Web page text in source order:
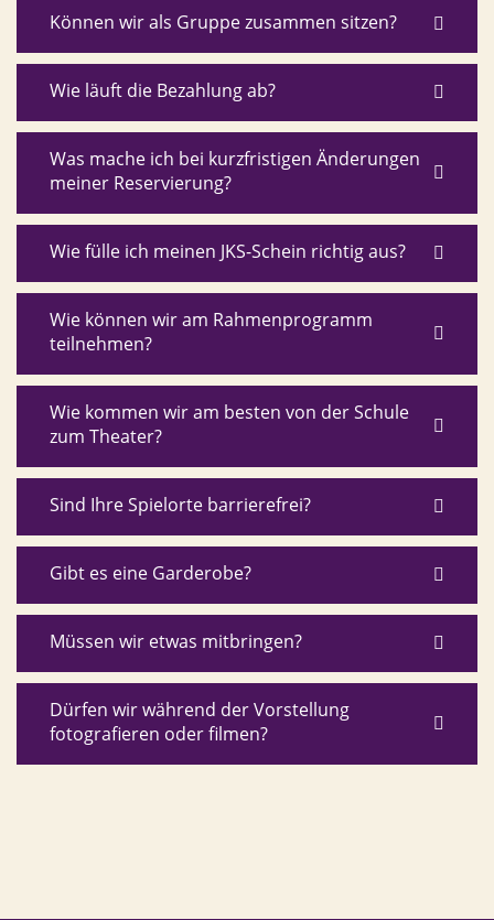
Können wir als Gruppe zusammen sitzen?
Wie läuft die Bezahlung ab?
Was mache ich bei kurzfristigen Änderungen
meiner Reservierung?
Wie fülle ich meinen JKS-Schein richtig aus?
Wie können wir am Rahmenprogramm
teilnehmen?
Wie kommen wir am besten von der Schule
zum Theater?
Sind Ihre Spielorte barrierefrei?
Gibt es eine Garderobe?
Müssen wir etwas mitbringen?
Dürfen wir während der Vorstellung
fotografieren oder filmen?